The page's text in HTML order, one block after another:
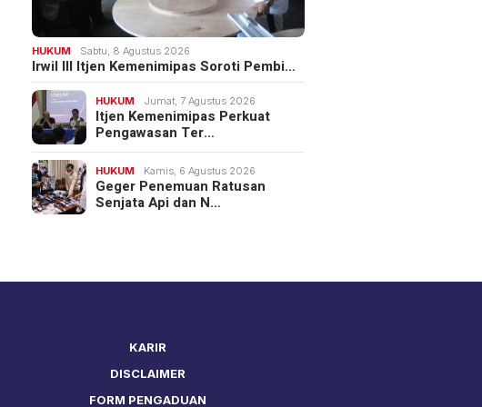
HUKUM Sabtu, 8 Agustus 2026
Irwil III Itjen Kemenimipas Soroti Pembi…
HUKUM Jumat, 7 Agustus 2026
Itjen Kemenimipas Perkuat
Pengawasan Ter…
HUKUM Kamis, 6 Agustus 2026
Geger Penemuan Ratusan
Senjata Api dan N…
KARIR
DISCLAIMER
FORM PENGADUAN